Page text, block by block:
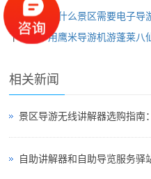
上一篇：
为什么景区需要电子导
下一篇：用鹰米导游机游蓬莱八
相关新闻
自助讲解器和自助导览服务驿